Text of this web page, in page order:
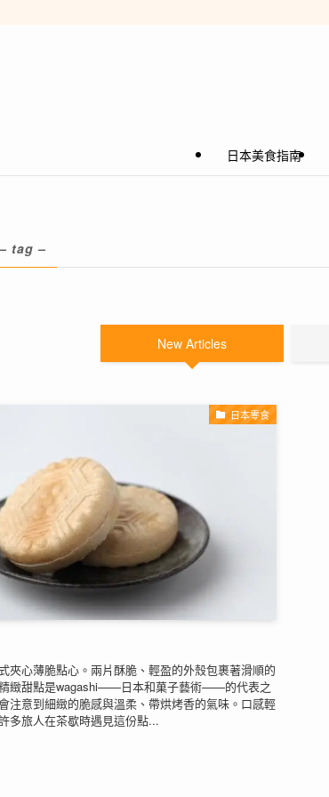
日本美食指南
– tag –
New Articles
日本零食
夾心薄脆點心。兩片酥脆、輕盈的外殼包裹著滑順的
緻甜點是wagashi——日本和菓子藝術——的代表之
注意到細緻的脆感與溫柔、帶烘烤香的氣味。口感輕
多旅人在茶歇時遇見這份點...